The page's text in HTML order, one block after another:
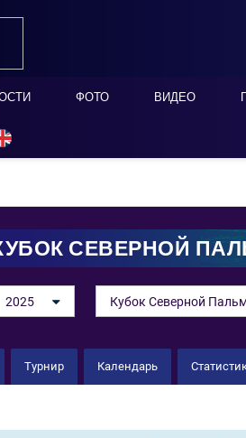
ФОТО ВИДЕО
СКРЫТЬ
СЕВЕРНОЙ
2025 Кубок Северной
Турнир Календарь